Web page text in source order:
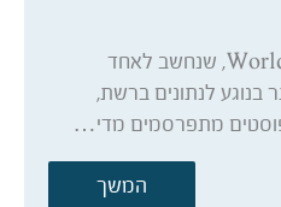
הבלוג של אתר WorldoMeters, שנחשב לאחד
בנוגע לנתונים ברשת,
המשך